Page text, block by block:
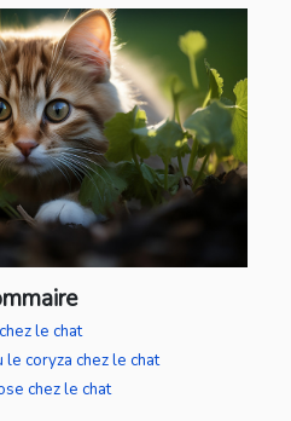
le chat
le coryza chez le chat
chez le chat